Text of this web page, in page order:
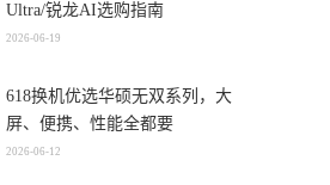
Ultra/锐龙AI选购指南
2026-06-19
618换机优选华硕无双系列，大
屏、便携、性能全都要
2026-06-12